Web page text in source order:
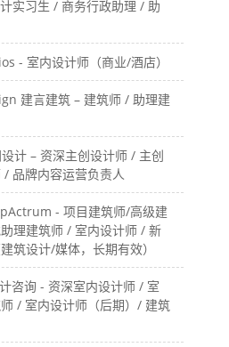
实习生 / 商务行政助理 / 助
- 室内设计师（商业/酒店）
建言建筑 – 建筑师 / 助理建
设计 – 资深主创设计师 / 主创
品牌内容运营负责人
- 项目建筑师/高级建
理建筑师 / 室内设计师 / 新
筑设计/媒体，长期有效）
计咨询 - 资深室内设计师 / 室
/ 室内设计师（后期）/ 建筑